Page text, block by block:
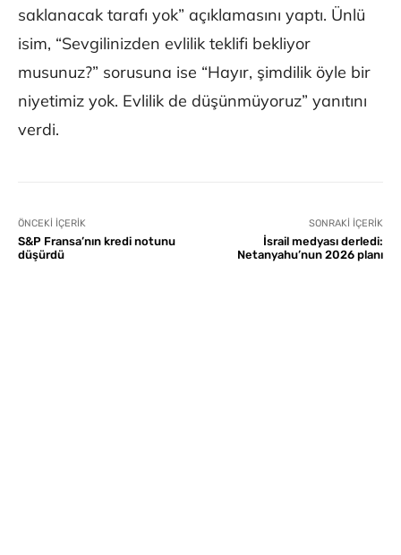
saklanacak tarafı yok” açıklamasını yaptı. Ünlü
isim, “Sevgilinizden evlilik teklifi bekliyor
musunuz?” sorusuna ise “Hayır, şimdilik öyle bir
niyetimiz yok. Evlilik de düşünmüyoruz” yanıtını
verdi.
ÖNCEKI İÇERIK
S&P Fransa’nın kredi notunu
düşürdü
SONRAKI İÇERIK
İsrail medyası derledi:
Netanyahu’nun 2026 planı